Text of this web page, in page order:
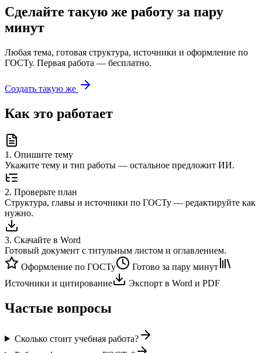
Сделайте такую же работу за пару
минут
Любая тема, готовая структура, источники и оформление по
ГОСТу. Первая работа — бесплатно.
Создать такую же
Как это работает
1 . Опишите тему
Укажите тему и тип работы — остальное предложит ИИ.
2. Проверьте план
Структура, главы и источники по ГОСТу — редактируйте как
нужно.
3. Скачайте в Word
Готовый документ с титульным листом и оглавлением.
Оформление по ГОСТу
Готово за пару минут
Источники и цитирование
Экспорт в Word и PDF
Частые вопросы
Сколько стоит учебная работа?